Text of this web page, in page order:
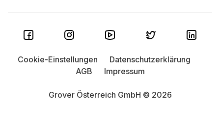
Grover Österreich GmbH © 2026
Cookie-Einstellungen
Datenschutzerklärung
AGB
Impressum